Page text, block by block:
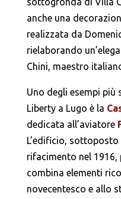
anche una
realizzata da
rielaborando
Chini, maestro
Uno degli esempi
Liberty a Lugo è la
dedicata all’aviatore
L’edificio,
rifacimento nel 1916,
combina elementi
novecentesco e allo